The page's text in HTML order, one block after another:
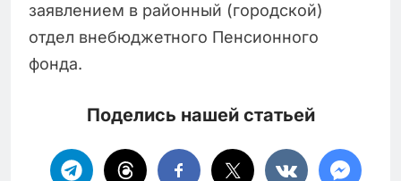
заявлением в районный (городской)
отдел внебюджетного Пенсионного
фонда.
Поделись нашей статьей